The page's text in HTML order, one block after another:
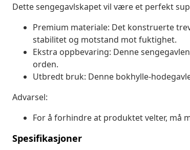
Dette sengegavlskapet vil være et perfekt
Premium materiale: Det konstruerte
stabilitet og motstand mot fuktighet.
Ekstra oppbevaring: Denne
orden.
Utbredt bruk: Denne bokhylle-
Advarsel:
For å forhindre at produktet velter, må
Spesifikasjoner